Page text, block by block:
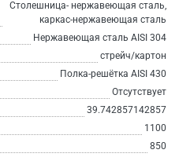
Столешница- нержавеющая сталь,
каркас-нержавеющая сталь
Нержавеющая сталь AISI 304
стрейч/картон
Полка-решётка AISI 430
Отсутствует
39.742857142857
1100
850